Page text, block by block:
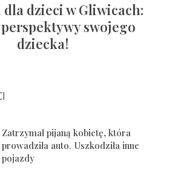
dzieci w Gliwicach:
swojego
dziecka!
Zatrzymał pijaną kobietę, która
prowadziła auto. Uszkodziła inne
pojazdy